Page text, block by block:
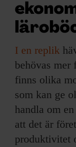
I en replik
behövas mer
finns olika
som kan ge
handla om
att det är
produktivitet